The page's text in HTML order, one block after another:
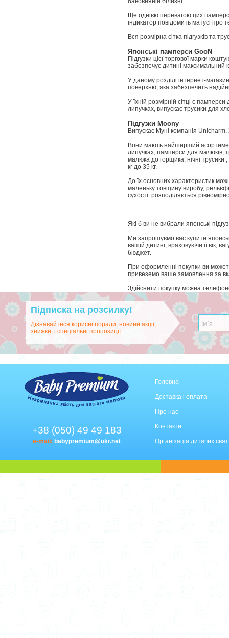
Ще однією перевагою цих
індикатор повідомить матусі про
Вся розмірна сітка підгузків та
Японські памперси GooN
Підгузки цієї торгової марки
забезпечує дитині максимальний
У даному розділі інтернет-
поверхню, яка забезпечить
У їхній розмірній сітці є
липучках, випускає трусики для
Підгузки Moony
Випускає Муні компанія
Вони мають найширший
липучках, памперси для малюків,
малюка до горщика, нічні
кг до 35 кг.
До їх основних характеристик
маленьку товщину виробу,
сухості. розподіляється
Які б ви не вибрали японські
Ми запрошуємо вас купити
вашій дитині, враховуючи її вік,
бюджет.
При оформленні покупки ви
привеземо ваше замовлення за
Здійснити покупку можна
Підписка на розсилку!
Дізнавайтеся корисні поради, новини акції,
знижки, і спеціальні пропозиції.
+38 (050) 49 49 183
e-mail: babypremium@ukr.net
Головна
Доставка і оплата
Про нас
Контакти
Організація дитячих свят